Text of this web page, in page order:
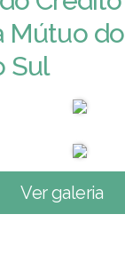
Mútuo do
Sul
Ver galeria